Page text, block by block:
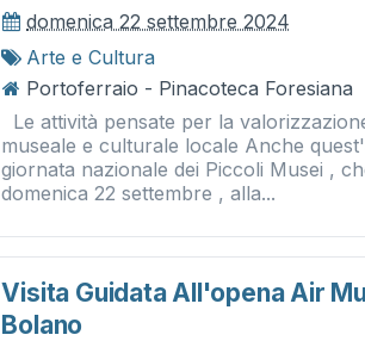
domenica 22 settembre 2024
Arte e Cultura
Portoferraio - Pinacoteca Foresiana
Le attività pensate per la
museale e culturale locale Anche
giornata nazionale dei Piccoli Musei ,
domenica 22 settembre , alla...
Visita Guidata All'opena Air
Bolano